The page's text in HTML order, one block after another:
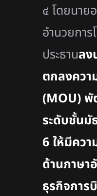
๔ โดยนา
อำนวยการ
ประธานล
ตกลงควา
(MOU)
ระดับชั้น
6 ให้มีควา
ด้านภาษา
ธุรกิจการ